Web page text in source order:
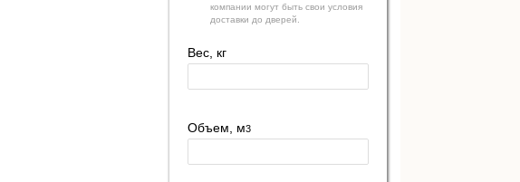
компании могут быть свои условия
доставки до дверей.
Вес, кг
Объем, м3